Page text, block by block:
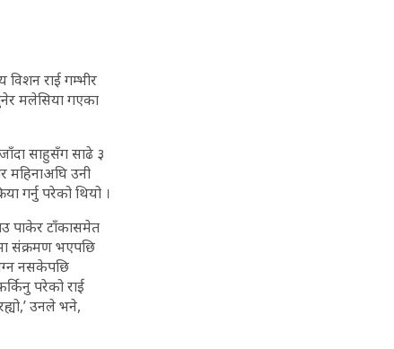
राई गम्भीर
मलेसिया गएका
साहुसँग साढे ३
महिनाअघि उनी
गर्नु परेको थियो ।
पाकेर टाँकासमेत
संक्रमण भएपछि
नसकेपछि
परेको राई
उनले भने,